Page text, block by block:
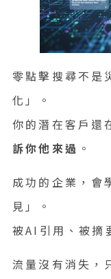
零點擊搜尋不是
化」。
你的潛在客戶
訴你他來過 。
成功的企業，會
見」。
被AI引用、被摘
流量沒有消失，